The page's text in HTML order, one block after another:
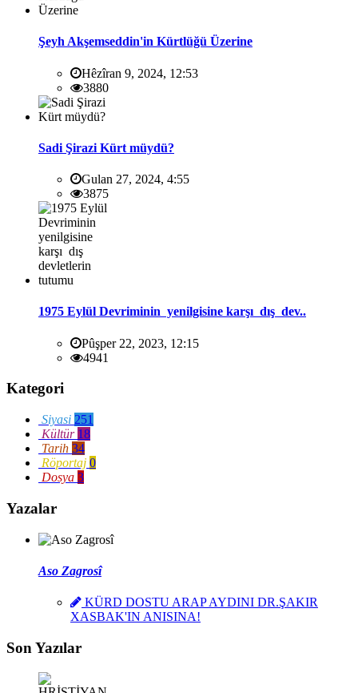
Şeyh Akşemseddin'in Kürtlüğü Üzerine
Hêzîran 9, 2024, 12:53
3880
Sadi Şirazi Kürt müydü?
Gulan 27, 2024, 4:55
3875
1975 Eylül Devriminin yenilgisine karşı dış dev..
Pûşper 22, 2023, 12:15
4941
Kategori
Siyasi 251
Kültür 18
Tarih 34
Röportaj 0
Dosya 3
Yazalar
Aso Zagrosî
KÜRD DOSTU ARAP AYDINI DR.ŞAKIR
XASBAK'IN ANISINA!
Son Yazılar